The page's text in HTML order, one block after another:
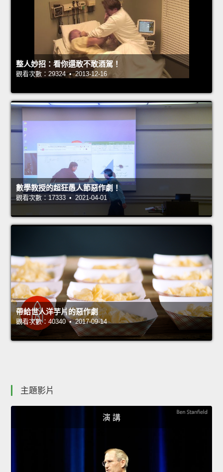
整人妙招：看你還敢不敢酒駕！
觀看次數：29324 • 2013-12-16
數學教授的超狂愚人節惡作劇！
觀看次數：17333 • 2021-04-01
帶給世人洋芋片的惡作劇
觀看次數：40340 • 2017-09-14
主題影片
演 講